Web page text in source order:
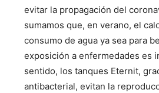
evitar la propagación del
sumamos que, en verano, el
consumo de agua ya sea para
exposición a enfermedades es
sentido, los tanques Eternit,
antibacterial, evitan la